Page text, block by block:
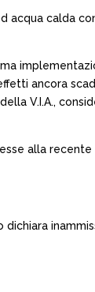
acqua calda
ancora
V.I.A.,
alla